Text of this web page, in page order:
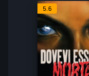
5.6